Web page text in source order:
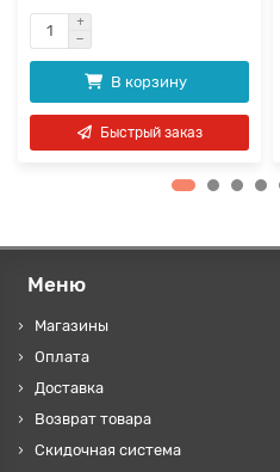
В корзину
Быстрый заказ
Меню
Магазины
Оплата
Доставка
Возврат товара
Скидочная система